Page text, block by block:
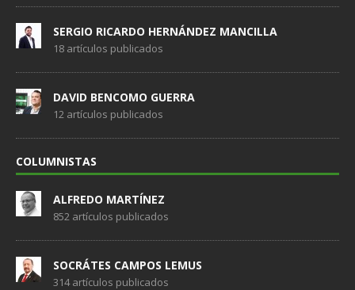
SERGIO RICARDO HERNÁNDEZ MANCILLA
18 artículos publicados
DAVID BENCOMO GUERRA
12 artículos publicados
COLUMNISTAS
ALFREDO MARTÍNEZ
852 artículos publicados
SOCRÁTES CAMPOS LEMUS
314 artículos publicados